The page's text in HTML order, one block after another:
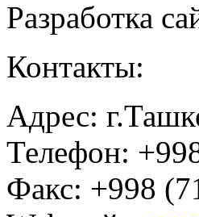
Разработка
Контакты:
Адрес:
Телефон:
Факс: +998